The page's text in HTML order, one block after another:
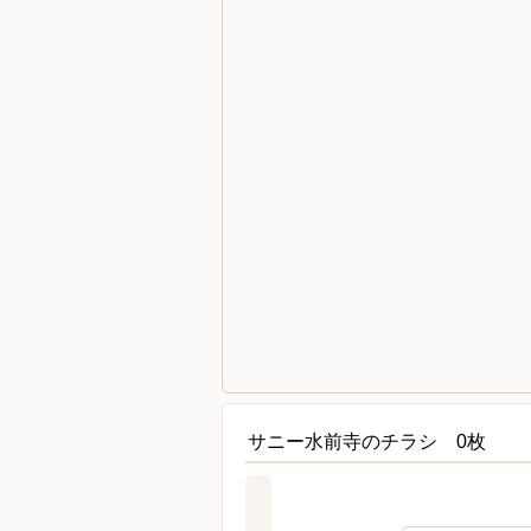
サニー水前寺のチラシ 0枚